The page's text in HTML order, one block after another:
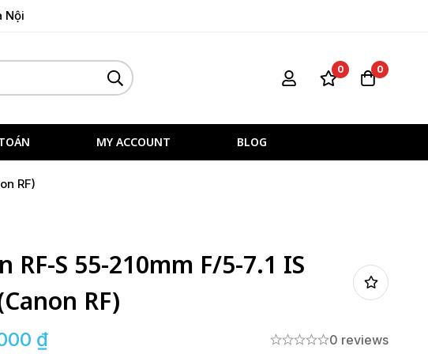
Nội
0 0
MY ACCOUNT BLOG
RF)
RF-S 55-210mm F/5-7.1 IS
RF)
₫ 0 reviews